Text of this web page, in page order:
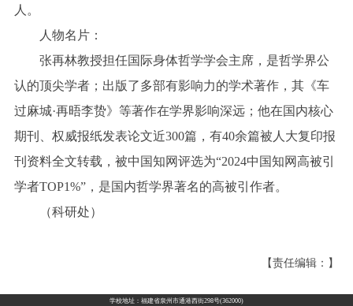
人。
人物名片：
张再林教授担任国际身体哲学学会主席，是哲学界公
认的顶尖学者；出版了多部有影响力的学术著作，其《车
过麻城·再晤李贽》等著作在学界影响深远；他在国内核心
期刊、权威报纸发表论文近300篇，有40余篇被人大复印报
刊资料全文转载，被中国知网评选为“2024中国知网高被引
学者TOP1%”，是国内哲学界著名的高被引作者。
（科研处）
【责任编辑：】
学校地址：福建省泉州市通港西街298号(362000)